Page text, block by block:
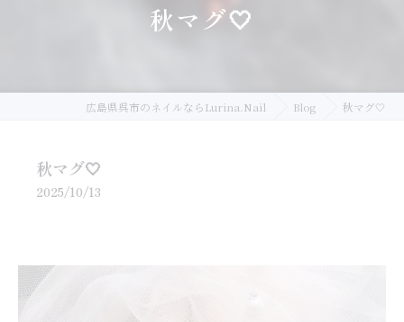
秋マグ🤍
広島県呉市のネイルならLurina.Nail Blog 秋マグ🤍
秋マグ🤍
2025/10/13